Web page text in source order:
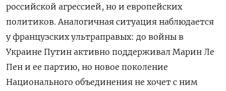
российской агрессией, но и европейских
политиков. Аналогичная ситуация наблюдается
у французских ультраправых: до войны в
Украине Путин активно поддерживал Марин Ле
Пен и ее партию, но новое поколение
Национального объединения не хочет с ним